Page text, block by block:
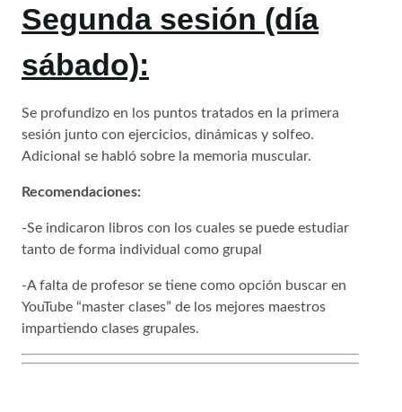
Segunda sesión (día
sábado):
Se profundizo en los puntos tratados en la primera
sesión junto con ejercicios, dinámicas y solfeo.
Adicional se habló sobre la memoria muscular.
Recomendaciones:
-Se indicaron libros con los cuales se puede estudiar
tanto de forma individual como grupal
-A falta de profesor se tiene como opción buscar en
YouTube “master clases” de los mejores maestros
impartiendo clases grupales.